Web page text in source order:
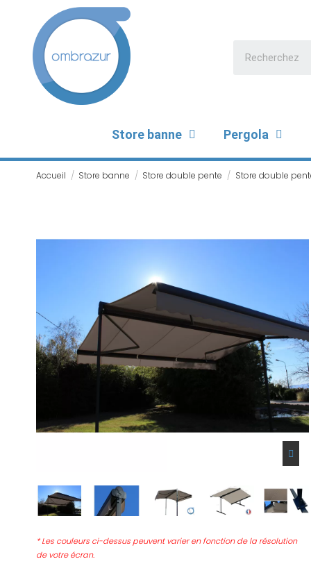
Store banne Pergola
Accueil Store banne Store double pente Store double
* Les couleurs ci-dessus peuvent varier en fonction de la résolution
de votre écran.